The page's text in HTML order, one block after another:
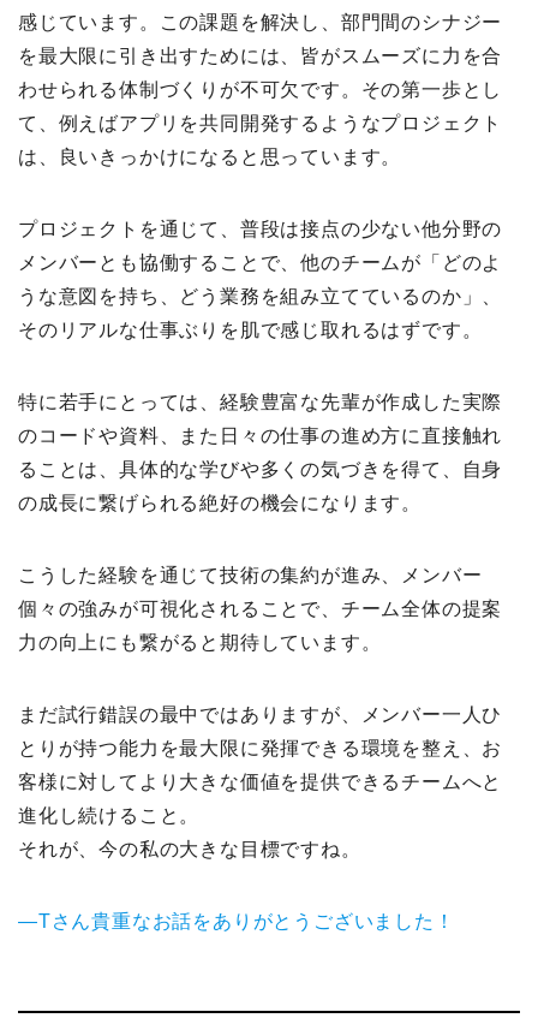
感じています。この課題を解決し、部門間のシナジー
を最大限に引き出すためには、皆がスムーズに力を合
わせられる体制づくりが不可欠です。その第一歩とし
て、例えばアプリを共同開発するようなプロジェクト
は、良いきっかけになると思っています。
プロジェクトを通じて、普段は接点の少ない他分野の
メンバーとも協働することで、他のチームが「どのよ
うな意図を持ち、どう業務を組み立てているのか」、
そのリアルな仕事ぶりを肌で感じ取れるはずです。
特に若手にとっては、経験豊富な先輩が作成した実際
のコードや資料、また日々の仕事の進め方に直接触れ
ることは、具体的な学びや多くの気づきを得て、自身
の成長に繋げられる絶好の機会になります。
こうした経験を通じて技術の集約が進み、メンバー
個々の強みが可視化されることで、チーム全体の提案
力の向上にも繋がると期待しています。
まだ試行錯誤の最中ではありますが、メンバー一人ひ
とりが持つ能力を最大限に発揮できる環境を整え、お
客様に対してより大きな価値を提供できるチームへと
進化し続けること。
それが、今の私の大きな目標ですね。
—Tさん貴重なお話をありがとうございました！